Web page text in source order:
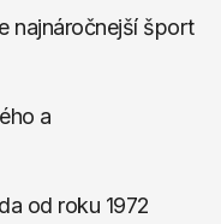
najnáročnejší šport
a
od roku 1972